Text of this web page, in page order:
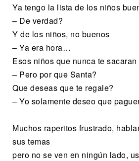
Ya tengo la lista de los niños
– De verdad?
Y de los niños, no buenos
– Ya era hora…
Esos niños que nunca te
– Pero por que Santa?
Que deseas que te regale?
– Yo solamente deseo que
Muchos raperitos frustrado,
sus temas
pero no se ven en ningún lado,